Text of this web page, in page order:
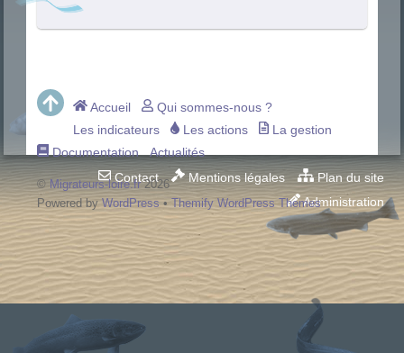
Accueil
Qui sommes-nous ?
Les indicateurs
Les actions
La gestion
Documentation
Actualités
©Migrateurs-loire.fr2026
Powered byWordPress•Themify WordPress Themes
Contact Mentions légales
Plan du site
Administration